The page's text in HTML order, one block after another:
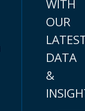
WITH
OUR
DATA
&